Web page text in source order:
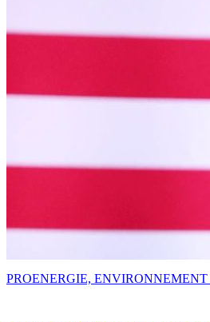
PROENERGIE, ENVIRONNEMENT